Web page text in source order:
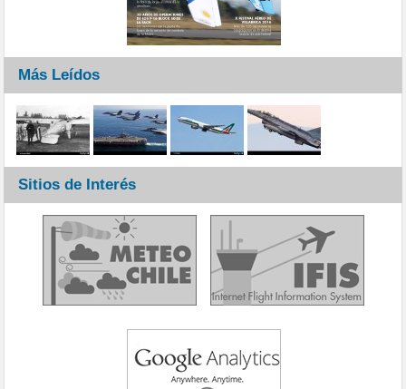
Más Leídos
Sitios de Interés